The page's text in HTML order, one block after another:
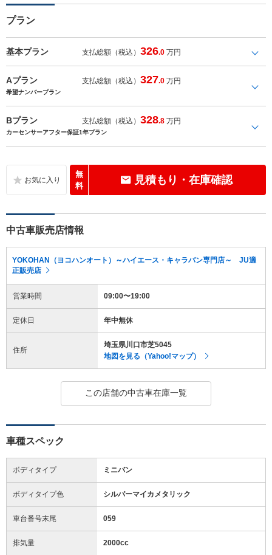
プラン
基本プラン 支払総額（税込）326.0 万円
Aプラン 支払総額（税込）327.0 万円
希望ナンバープラン
Bプラン 支払総額（税込）328.8 万円
カーセンサーアフター保証1年プラン
無
料
見積もり・在庫確認
中古車販売店情報
YOKOHAN（ヨコハンオート）～ハイエース・キャラバン専門店～ JU適
正販売店
営業時間 09:00〜19:00
定休日 年中無休
住所
埼玉県川口市芝5045
地図を見る（Yahoo!マップ）
この店舗の中古車在庫一覧
車種スペック
ボディタイプ ミニバン
ボディタイプ色 シルバーマイカメタリック
車台番号末尾 059
排気量 2000cc